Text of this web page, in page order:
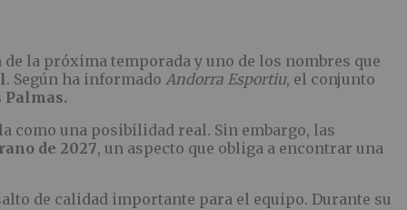
la próxima temporada y uno de los nombres que
. Según ha informado Andorra Esportiu, el conjunto
Palmas.
como una posibilidad real. Sin embargo, las
de 2027, un aspecto que obliga a encontrar una
de calidad importante para el equipo. Durante su